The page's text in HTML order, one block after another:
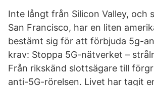
Inte långt från Silicon Valley, och
San Francisco, har en liten
bestämt sig för att förbjuda 5g-
krav: Stoppa 5G-nätverket –
Från rikskänd slottsägare till
anti-5G-rörelsen. Livet har tagit